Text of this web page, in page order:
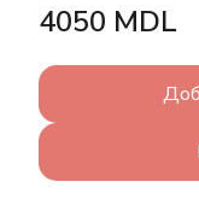
4050 MDL